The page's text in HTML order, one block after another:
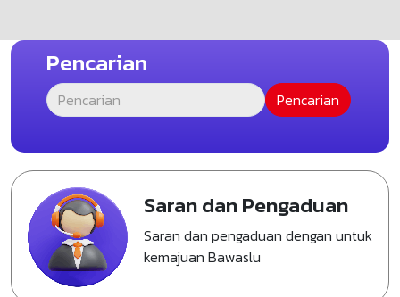
Pencarian
Saran dan Pengaduan
Saran dan pengaduan dengan untuk
kemajuan Bawaslu